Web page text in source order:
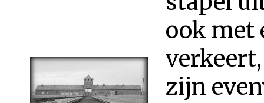
ook met
zijn